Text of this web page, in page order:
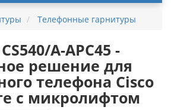
Телефонные гарнитуры
A-APC45 -
решение для
телефона Cisco
с микролифтом